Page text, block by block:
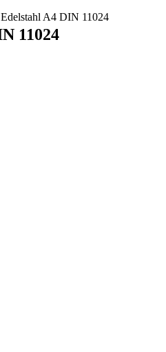
A4 DIN 11024
11024